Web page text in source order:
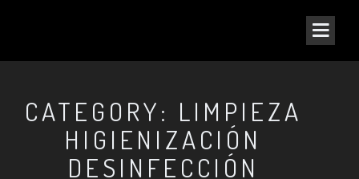
CATEGORY: LIMPIEZA
HIGIENIZACIÓN
DESINFECCIÓN